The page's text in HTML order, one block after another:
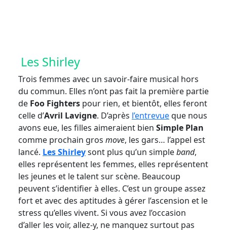
Les Shirley
Trois femmes avec un savoir-faire musical hors
du commun. Elles n’ont pas fait la première partie
de Foo Fighters pour rien, et bientôt, elles feront
celle d’Avril Lavigne. D’après l’entrevueque nous
avons eue, les filles aimeraient bien Simple Plan
comme prochain gros move, les gars… l’appel est
lancé. Les Shirleysont plus qu’un simpleband,
elles représentent les femmes, elles représentent
les jeunes et le talent sur scène. Beaucoup
peuvent s’identifier à elles. C’est un groupe assez
fort et avec des aptitudes à gérer l’ascension et le
stress qu’elles vivent. Si vous avez l’occasion
d’aller les voir, allez-y, ne manquez surtout pas